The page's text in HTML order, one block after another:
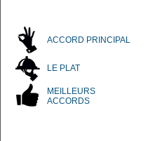
ACCORD PRINCIPAL
LE PLAT
MEILLEURS
ACCORDS